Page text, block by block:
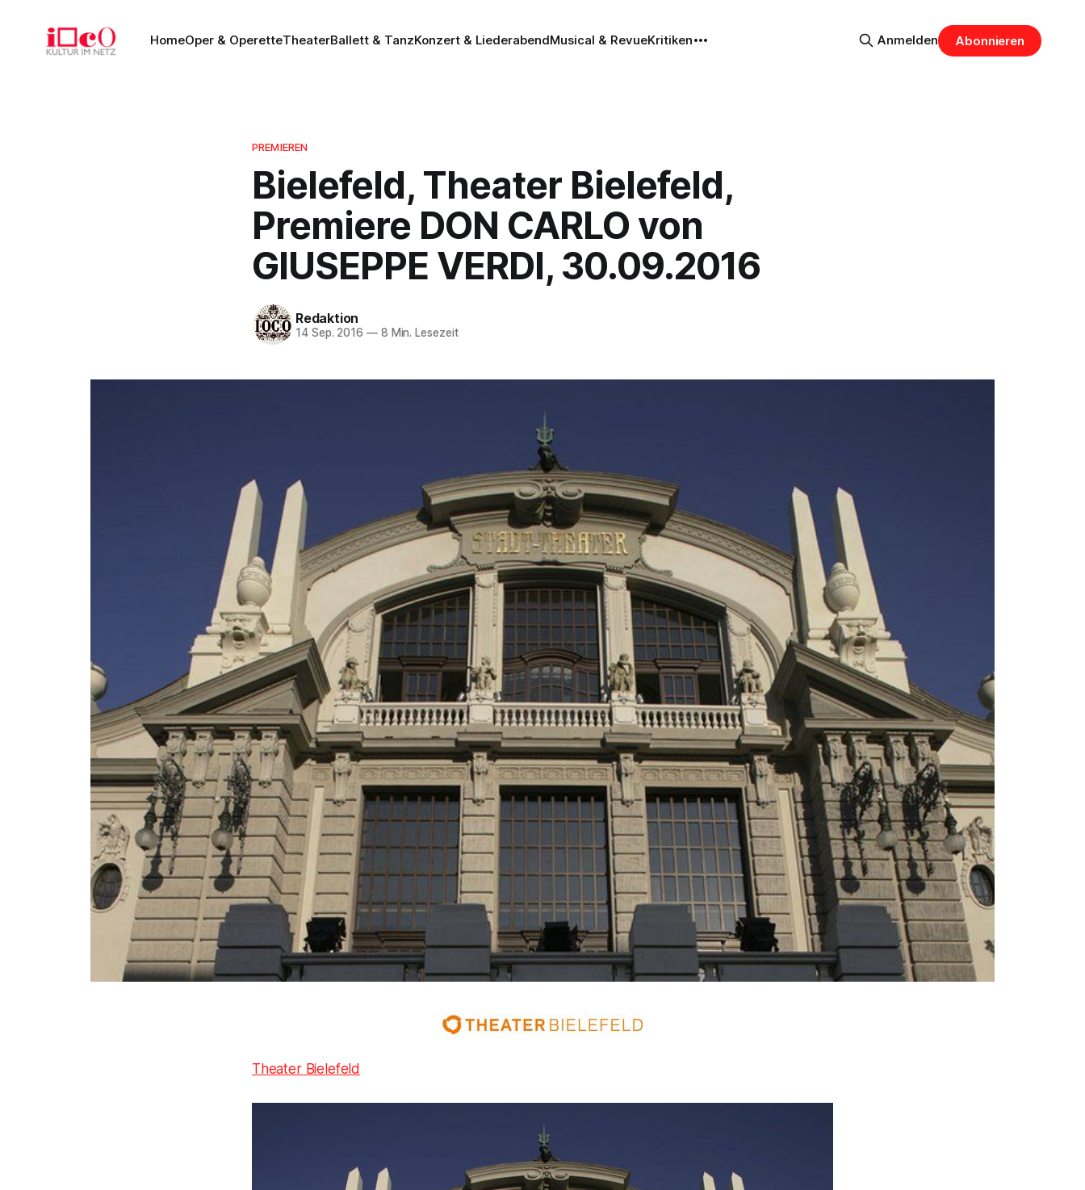
HomeOper & OperetteTheaterBallett & TanzKonzert & LiederabendMusical & RevueKritiken Anmelden Abonnieren
PREMIEREN
Bielefeld, Theater Bielefeld,
Premiere DON CARLO von
GIUSEPPE VERDI, 30.09.2016
Redaktion
14 Sep. 2016 —8 Min. Lesezeit
Theater Bielefeld